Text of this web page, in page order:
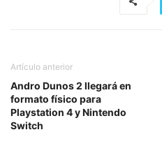
Artículo anterior
Andro Dunos 2 llegará en
formato físico para
Playstation 4 y Nintendo
Switch